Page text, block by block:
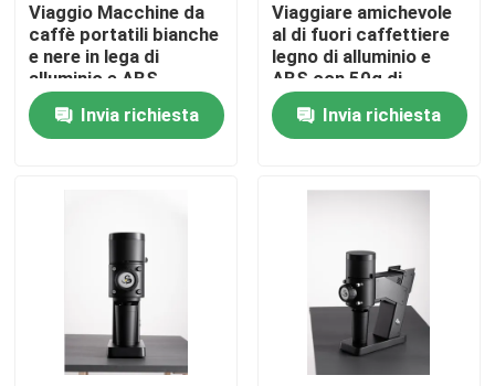
Contattici
Casi
Smerigliatrice del chicco di caffè
Burr Coffee Grinder
Macinacaffè di Doserless
Viaggio Macchine da
caffè portatili bianche
e nere in lega di
alluminio e ABS
Invia richiesta
Viaggiare amichevole
al di fuori caffettiere
legno di alluminio e
ABS con 50g di
capacità di
macinazioneInvia richiesta